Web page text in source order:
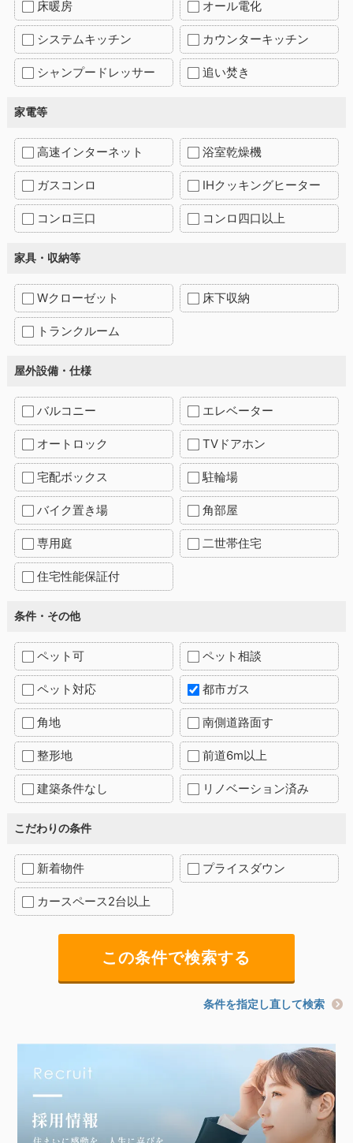
床暖房 オール電化
システムキッチン カウンターキッチン
シャンプードレッサー 追い焚き
家電等
高速インターネット 浴室乾燥機
ガスコンロ IHクッキングヒーター
コンロ三口 コンロ四口以上
家具・収納等
Wクローゼット 床下収納
トランクルーム
屋外設備・仕様
バルコニー エレベーター
オートロック TVドアホン
宅配ボックス 駐輪場
バイク置き場 角部屋
専用庭 二世帯住宅
住宅性能保証付
条件・その他
ペット可 ペット相談
ペット対応 都市ガス
角地 南側道路面す
整形地 前道6m以上
建築条件なし リノベーション済み
こだわりの条件
新着物件 プライスダウン
カースペース2台以上
条件を指定し直して検索